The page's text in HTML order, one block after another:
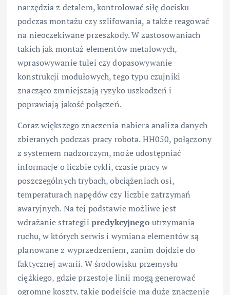
narzędzia z detalem, kontrolować siłę docisku
podczas montażu czy szlifowania, a także reagować
na nieoczekiwane przeszkody. W zastosowaniach
takich jak montaż elementów metalowych,
wprasowywanie tulei czy dopasowywanie
konstrukcji modułowych, tego typu czujniki
znacząco zmniejszają ryzyko uszkodzeń i
poprawiają jakość połączeń.
Coraz większego znaczenia nabiera analiza danych
zbieranych podczas pracy robota. HH050, połączony
z systemem nadzorczym, może udostępniać
informacje o liczbie cykli, czasie pracy w
poszczególnych trybach, obciążeniach osi,
temperaturach napędów czy liczbie zatrzymań
awaryjnych. Na tej podstawie możliwe jest
wdrażanie strategii predykcyjnego utrzymania
ruchu, w których serwis i wymiana elementów są
planowane z wyprzedzeniem, zanim dojdzie do
faktycznej awarii. W środowisku przemysłu
ciężkiego, gdzie przestoje linii mogą generować
ogromne koszty, takie podejście ma duże znaczenie